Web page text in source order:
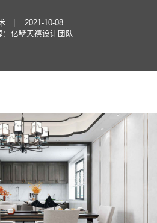
2021-10-08
亿墅天禧设计团队